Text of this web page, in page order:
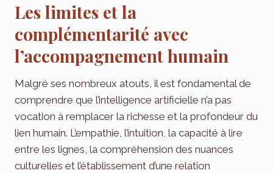
Les limites et la
complémentarité avec
l’accompagnement humain
Malgré ses nombreux atouts, il est fondamental de
comprendre que l’intelligence artificielle n’a pas
vocation à remplacer la richesse et la profondeur du
lien humain. L’empathie, l’intuition, la capacité à lire
entre les lignes, la compréhension des nuances
culturelles et l’établissement d’une relation